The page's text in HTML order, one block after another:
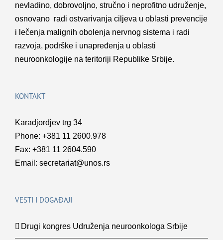
nevladino, dobrovolјno, stručno i neprofitno udruženje,
osnovano radi ostvarivanja cilјeva u oblasti prevencije
i lečenja malignih obolenja nervnog sistema i radi
razvoja, podrške i unapređenja u oblasti
neuroonkologije na teritoriji Republike Srbije.
KONTAKT
Karadjordjev trg 34
Phone: +381 11 2600.978
Fax: +381 11 2604.590
Email: secretariat@unos.rs
VESTI I DOGAĐAJI
Drugi kongres Udruženja neuroonkologa Srbije